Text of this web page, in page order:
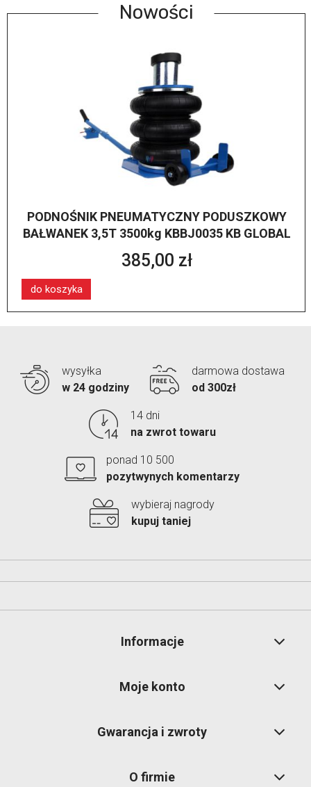
Nowości
PODNOŚNIK PNEUMATYCZNY PODUSZKOWY
BAŁWANEK 3,5T 3500kg KBBJ0035 KB GLOBAL
385,00 zł
do koszyka
wysyłka
w 24 godziny
darmowa dostawa
od 300zł
14 dni
na zwrot towaru
ponad 10 500
pozytwynych komentarzy
wybieraj nagrody
kupuj taniej
Informacje
Moje konto
Gwarancja i zwroty
O firmie